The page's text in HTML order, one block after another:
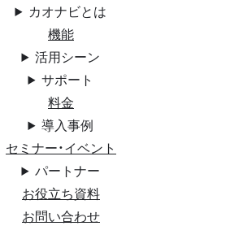
カオナビとは
機能
活用シーン
サポート
料金
導入事例
セミナー・イベント
パートナー
お役立ち資料
お問い合わせ